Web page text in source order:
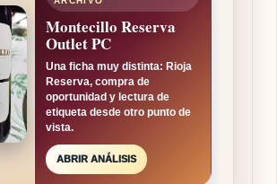
Montecillo Reserva
Outlet PC
Una ficha muy distinta: Rioja
Reserva, compra de
oportunidad y lectura de
etiqueta desde otro punto de
vista.
ABRIR ANÁLISIS